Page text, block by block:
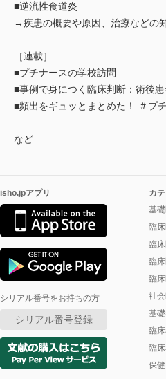
■逆流性食道炎
→疾患の概要や原因、治療などの
［連載］
■プチナースの学校訪問
■事例で身につく臨床判断：術後
■頻出をギュッとまとめた！ ＃プ
など
isho.jpアプリ
シリアル番号をお持ちの方
シリアル番号登録
カ
基
臨
臨
臨
臨
社
基
臨
臨
保